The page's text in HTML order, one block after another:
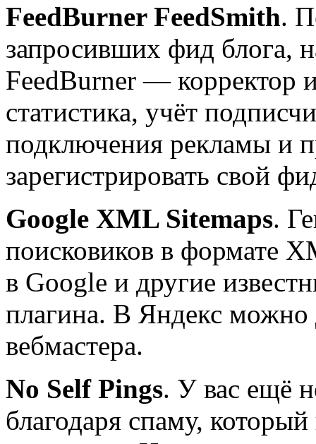
FeedBurner FeedSmith.
запросивших фид блога,
FeedBurner — корректор
статистика, учёт
подключения рекламы и
зарегистрировать свой
Google XML Sitemaps.
поисковиков в формате
в Google и другие
плагина. В Яндекс можно
вебмастера.
No Self Pings. У вас ещё
благодаря спаму,